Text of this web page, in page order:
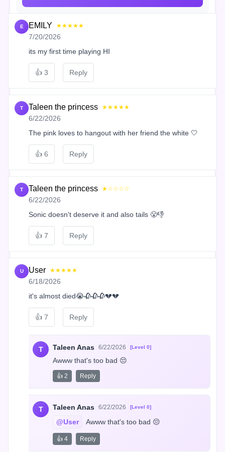
E EMILY ★★★★★
7/20/2026
its my first time playing HI
👍 3 Reply
T Taleen the princess ★★★★★
6/22/2026
The pink loves to hangout with her friend the white 🤍
👍 6 Reply
T Taleen the princess ★☆☆☆☆
6/22/2026
Sonic doesn't deserve it and also tails 😤👎
👍 7 Reply
U User ★★★★★
6/18/2026
it's almost died😭🥀🥀🥀💔💔
👍 7 Reply
T Taleen Anas 6/22/2026 [Level 0]
Awww that's too bad 😔
👍 2 Reply
T Taleen Anas 6/22/2026 [Level 0]
@User Awww that's too bad 😔
👍 4 Reply